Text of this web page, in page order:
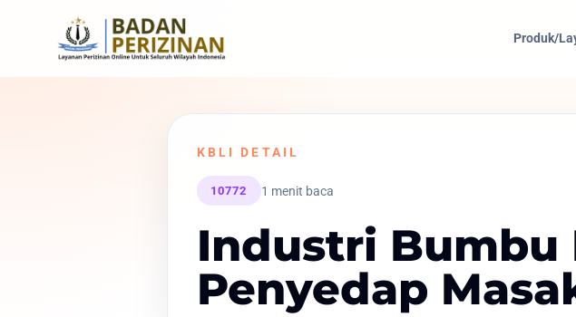
Produk/
KBLI DETAIL
10772 1 menit baca
Industri Bumbu
Penyedap